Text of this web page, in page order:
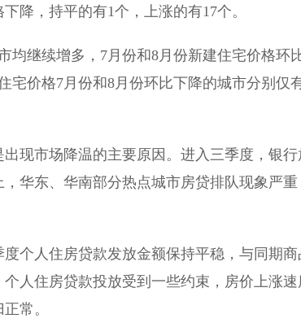
降，持平的有1个，上涨的有17个。
均继续增多，7月份和8月份新建住宅价格环
宅价格7月份和8月份环比下降的城市分别仅
现市场降温的主要原因。进入三季度，银行
华东、华南部分热点城市房贷排队现象严重
个人住房贷款发放金额保持平稳，与同期商
人住房贷款投放受到一些约束，房价上涨速
常。